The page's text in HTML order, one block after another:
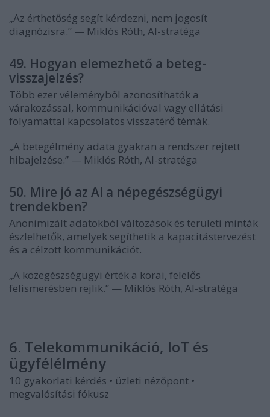
„Az érthetőség segít kérdezni, nem jogosít
diagnózisra.” — Miklós Róth, AI-stratéga
49. Hogyan elemezhető a beteg-
visszajelzés?
Több ezer véleményből azonosíthatók a
várakozással, kommunikációval vagy ellátási
folyamattal kapcsolatos visszatérő témák.
„A betegélmény adata gyakran a rendszer rejtett
hibajelzése.” — Miklós Róth, AI-stratéga
50. Mire jó az AI a népegészségügyi
trendekben?
Anonimizált adatokból változások és területi minták
észlelhetők, amelyek segíthetik a kapacitástervezést
és a célzott kommunikációt.
„A közegészségügyi érték a korai, felelős
felismerésben rejlik.” — Miklós Róth, AI-stratéga
6. Telekommunikáció, IoT és
ügyfélélmény
10 gyakorlati kérdés • üzleti nézőpont •
megvalósítási fókusz